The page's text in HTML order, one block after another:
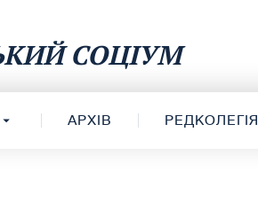
СОЦІУМ
АРХІВ РЕДКОЛЕГІЯ